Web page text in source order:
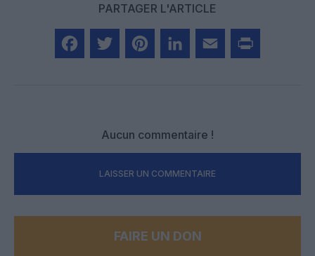
PARTAGER L'ARTICLE
Aucun commentaire !
LAISSER UN COMMENTAIRE
FAIRE UN DON